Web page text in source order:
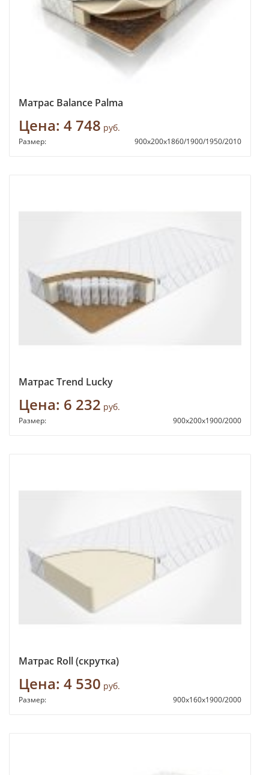
Матрас Balance Palma
Цена: 4 748 руб.
Размер: 900х200х1860/1900/1950/2010
Матрас Trend Lucky
Цена: 6 232 руб.
Размер: 900х200х1900/2000
Матрас Roll (скрутка)
Цена: 4 530 руб.
Размер: 900х160х1900/2000